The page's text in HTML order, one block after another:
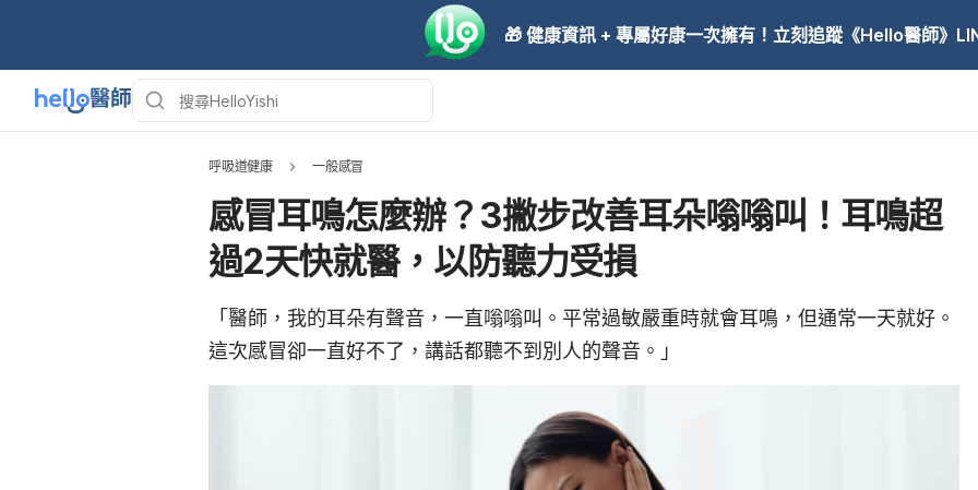
🎁 健康資訊 + 專屬好康一次擁有！立刻追蹤《Hello醫師》
呼吸道健康 一般感冒
感冒耳鳴怎麼辦？3撇步改善耳朵嗡嗡叫！耳鳴超
過2天快就醫，以防聽力受損
「醫師，我的耳朵有聲音，一直嗡嗡叫。平常過敏嚴重時就會耳鳴，但通常一天就好。
這次感冒卻一直好不了，講話都聽不到別人的聲音。」